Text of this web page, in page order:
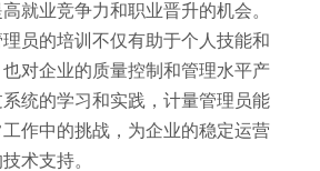
就业竞争力和职业晋升的机会。
员的培训不仅有助于个人技能和
对企业的质量控制和管理水平产
统的学习和实践，计量管理员能
作中的挑战，为企业的稳定运营
术支持。